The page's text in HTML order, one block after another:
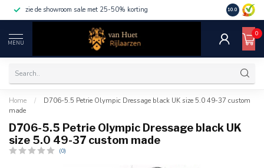
zie de showroom sale met 25-50% korting 10.0
MENU
0
Home /
D706-5.5 Petrie Olympic Dressage black UK size 5.0 49-37 custom
made
D706-5.5 Petrie Olympic Dressage black UK
size 5.0 49-37 custom made
(0)